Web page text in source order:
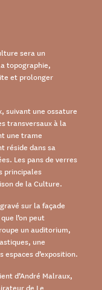
sera un
topographie,
et prolonger
suivant une ossature
transversaux à la
une trame
réside dans sa
Les pans de verres
principales
de la Culture.
sur la façade
l’on peut
un auditorium,
une
d’exposition.
d’André Malraux,
de Le